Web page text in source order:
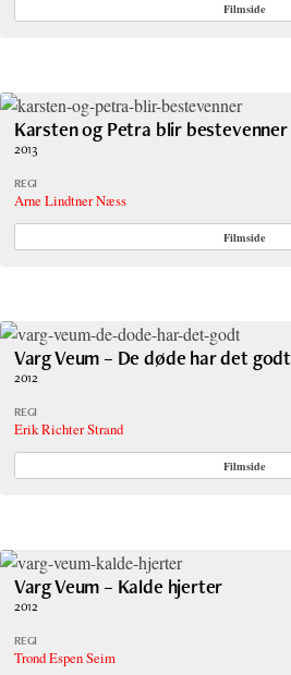
Filmside
Karsten og Petra blir bestevenner
2013
REGI
Arne Lindtner Næss
Filmside
Varg Veum – De døde har det godt
2012
REGI
Erik Richter Strand
Filmside
Varg Veum – Kalde hjerter
2012
REGI
Trond Espen Seim